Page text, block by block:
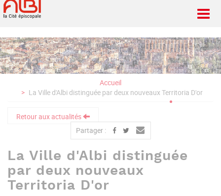
Aller
au
Accueil
La Ville d'Albi distinguée par deux nouveaux Territoria D'or
Retour aux actualités
Partager :
La Ville d'Albi distinguée
par deux nouveaux
Territoria D'or